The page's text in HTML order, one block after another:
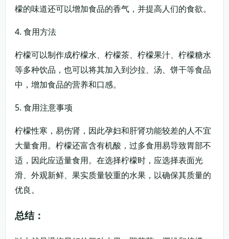
檬的味道还可以增加食品的香气，并提高人们的食欲。
4. 食用方法
柠檬可以制作成柠檬水、柠檬茶、柠檬果汁、柠檬糖水
等多种饮品，也可以将其加入到沙拉、汤、饼干等食品
中，增加食品的营养和口感。
5. 食用注意事项
柠檬性寒，易伤肾，因此孕妇和肝肾功能较差的人不宜
大量食用。柠檬还富含有机酸，过多食用易导致胃部不
适，因此应适量食用。在选择柠檬时，应选择表面光
滑、外观新鲜、果实质量较重的水果，以确保其质量的
优良。
总结：